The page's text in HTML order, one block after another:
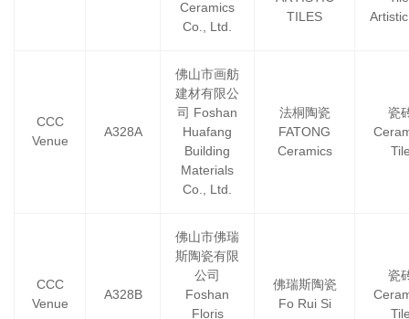
Ceramics
Co., Ltd.
TILES
CCC
Venue
A328A
佛山市画舫
建材有限公
司 Foshan
Huafang
Building
Materials
Co., Ltd.
法桐陶瓷
FATONG
Ceramics
瓷
CCC
Venue
A328B
佛山市佛瑞
斯陶瓷有限
公司
Foshan
Floris
佛瑞斯陶瓷
Fo Rui Si
瓷